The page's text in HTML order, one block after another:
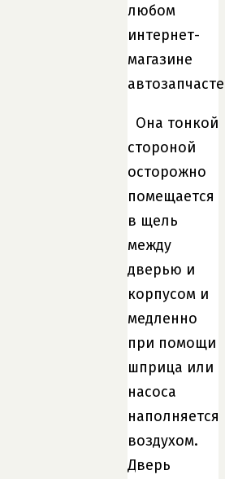
любом
интернет-
магазине
Она тонкой
стороной
осторожно
помещается
в щель
между
дверью и
корпусом и
медленно
при помощи
шприца или
насоса
наполняется
воздухом.
Дверь